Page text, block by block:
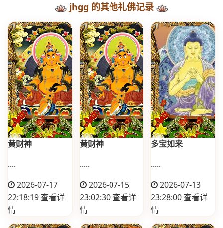
jhgg 的其他礼佛记录
黄财神
....
2026-07-17
22:18:19查看详
情
黄财神
.....
2026-07-15
23:02:30查看详
情
多宝如来
.....
2026-07-13
23:28:00查看详
情